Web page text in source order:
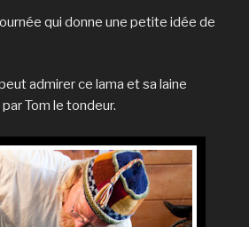
qui donne une petite idée de
admirer ce lama et sa laine
Tom le tondeur.